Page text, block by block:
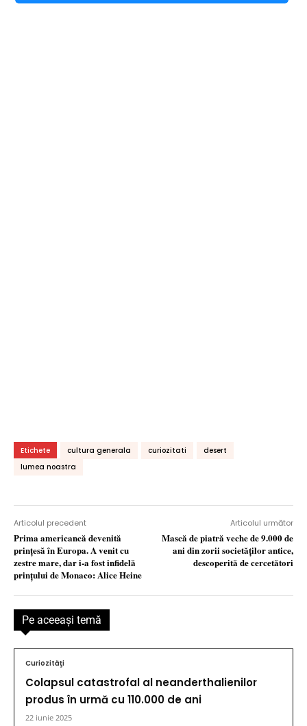
Etichete cultura generala curiozitati
desert
lumea noastra
Articolul precedent
Prima americancă devenită
prinţesă în Europa. A venit cu
zestre mare, dar i-a fost infidelă
prinţului de Monaco: Alice Heine
Articolul următor
Mască de piatră veche de 9.000 de
ani din zorii societăților antice,
descoperită de cercetători
Pe aceeaşi temă
Curiozităţi
Colapsul catastrofal al neanderthalienilor
produs în urmă cu 110.000 de ani
22 iunie 2025